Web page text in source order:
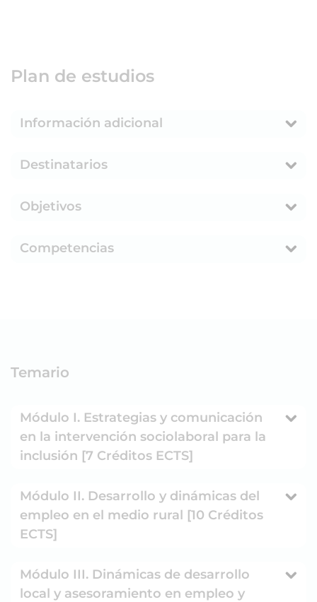
Plan de estudios
Información adicional
Destinatarios
Objetivos
Competencias
Temario
Módulo I. Estrategias y comunicación
en la intervención sociolaboral para la
inclusión [7 Créditos ECTS]
Módulo II. Desarrollo y dinámicas del
empleo en el medio rural [10 Créditos
ECTS]
Módulo III. Dinámicas de desarrollo
local y asesoramiento en empleo y